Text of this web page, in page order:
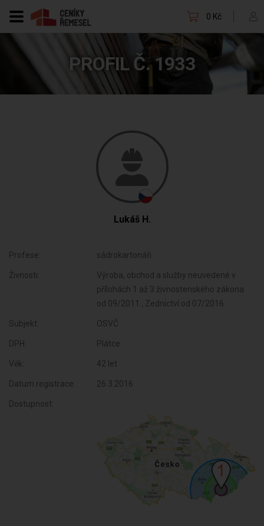
0 Kč
PROFIL Č. 1933
Lukáš H.
Profese: sádrokartonáři
Živnosti:
Výroba, obchod a služby neuvedené v
přílohách 1 až 3 živnostenského zákona
od 09/2011 , Zednictví od 07/2016
Subjekt: OSVČ
DPH: Plátce
Věk: 42 let
Datum registrace: 26.3.2016
Dostupnost: